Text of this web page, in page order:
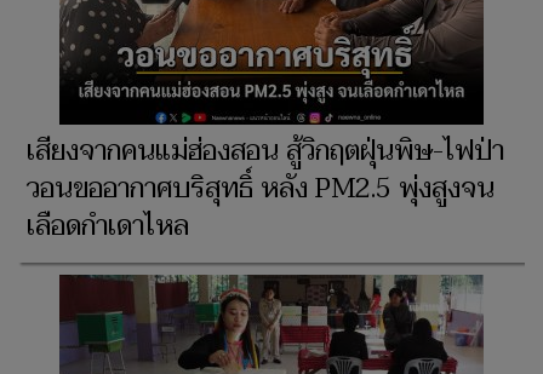
เสียงจากคนแม่ฮ่องสอน สู้วิกฤตฝุ่นพิษ-ไฟป่า
วอนขออากาศบริสุทธิ์ หลัง PM2.5 พุ่งสูงจน
เลือดกำเดาไหล